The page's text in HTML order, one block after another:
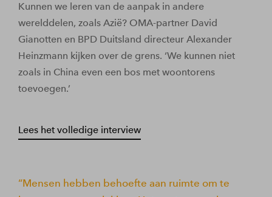
Kunnen we leren van de aanpak in andere
werelddelen, zoals Azië? OMA-partner David
Gianotten en BPD Duitsland directeur Alexander
Heinzmann kijken over de grens. ‘We kunnen niet
zoals in China even een bos met woontorens
toevoegen.’
Lees het volledige interview
Mensen hebben behoefte aan ruimte om te